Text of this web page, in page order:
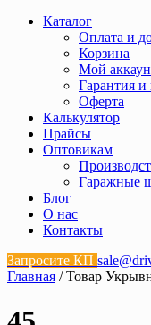
Каталог
Оплата и
Корзина
Мой
Гарантия и
Оферта
Калькулятор
Прайсы
Оптовикам
Гаражные
Блог
О нас
Контакты
Запросите КП
Главная / Товар